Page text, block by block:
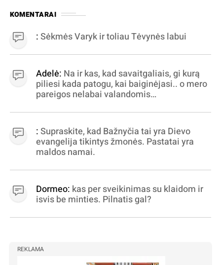
KOMENTARAI
:Sėkmės Varyk ir toliau Tėvynės labui
Adelė: Na ir kas, kad savaitgaliais, gi kurą
piliesi kada patogu, kai baiginėjasi.. o mero
pareigos nelabai valandomis
virpinimas, ieškokit kur milijonus vagia
dujininkai, elektros aferistai, stadionų
statytojai Vilnuje
:Supraskite, kad Bažnyčia tai yra Dievo
evangelija tikintys žmonės. Pastatai yra
maldos namai.
Dormeo: kas per sveikinimas su klaidom ir
isvis be minties. Pilnatis gal?
REKLAMA